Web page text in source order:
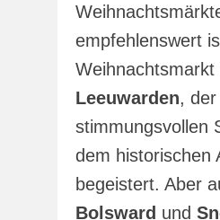
empfehlenswert
Weihnachtsmarkt
Leeuwarden,
stimmungsvollen
dem historischen
begeistert. Aber
Bolsward und